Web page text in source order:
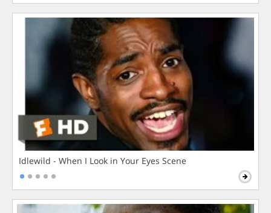
Idlewild - When I Look in Your Eyes Scene